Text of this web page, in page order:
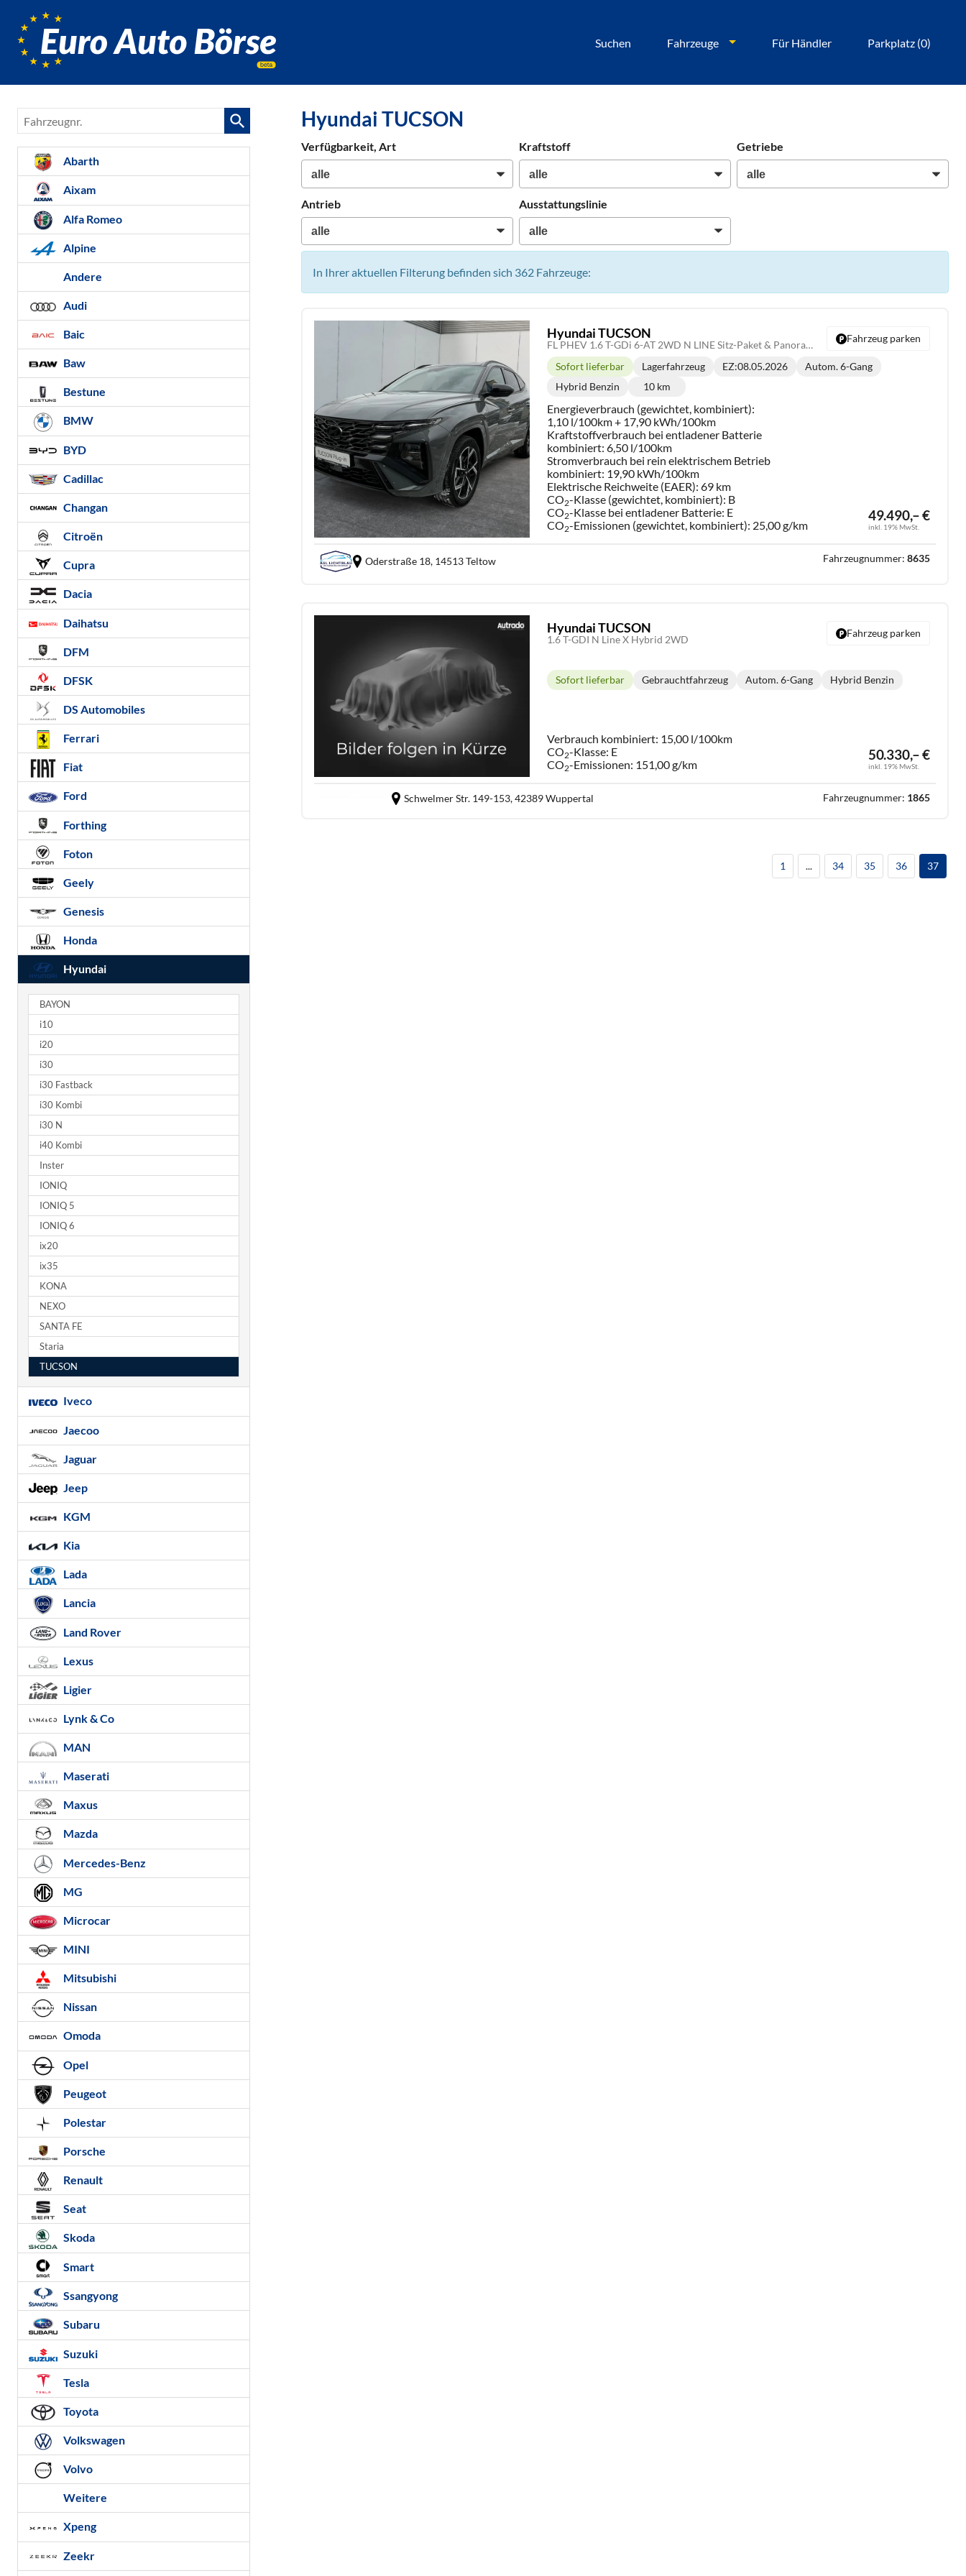
Gebrauchtwagen,
Neuwagen
Suchen Fahrzeuge Für Händler Parkplatz (0)
Hyundai TUCSON
Verfügbarkeit, Art Kraftstoff Getriebe
Antrieb Ausstattungslinie
In Ihrer aktuellen Filterung befinden sich 362 Fahrzeuge:
Hyundai TUCSON
FL PHEV 1.6 T-GDi 6-AT 2WD N LINE Sitz-Paket & Panoramadach
49.490,– €
inkl. 19% MwSt.
Lieferzeit:
Sofort lieferbar Lagerfahrzeug EZ:08.05.2026
Getriebe:
Autom. 6-Gang
Hybrid Benzin 10 km
Energieverbrauch (gewichtet, kombiniert):
1,10 l/100km + 17,90 kWh/100km
Kraftstoffverbrauch bei entladener Batterie
kombiniert:6,50 l/100km
Stromverbrauch bei rein elektrischem Betrieb
kombiniert: 19,90 kWh/100km
Elektrische Reichweite (EAER): 69 km
CO2-Klasse (gewichtet, kombiniert): B
CO2-Klasse bei entladener Batterie: E
CO2-Emissionen (gewichtet, kombiniert): 25,00 g/km
Fahrzeug parken
Oderstraße 18, 14513 Teltow Fahrzeugnummer: 8635
Hyundai TUCSON
1.6 T-GDI N Line X Hybrid 2WD
50.330,– €
inkl. 19% MwSt.
Lieferzeit:
Sofort lieferbar Gebrauchtfahrzeug
Getriebe:
Autom. 6-Gang Hybrid Benzin
Verbrauch kombiniert: 15,00 l/100km
CO2-Klasse: E
CO2-Emissionen: 151,00 g/km
Fahrzeug parken
Schwelmer Str. 149-153,42389 Wuppertal Fahrzeugnummer: 1865
1 ... 34 35 36 37
Fahrzeugnr.
Abarth
Aixam
Alfa Romeo
Alpine
Andere
Audi
Baic
Baw
Bestune
BMW
BYD
Cadillac
Changan
Citroën
Cupra
Dacia
Daihatsu
DFM
DFSK
DS Automobiles
Ferrari
Fiat
Ford
Forthing
Foton
Geely
Genesis
Honda
Hyundai
BAYON
i10
i20
i30
i30 Fastback
i30 Kombi
i30 N
i40 Kombi
Inster
IONIQ
IONIQ 5
IONIQ 6
ix20
ix35
KONA
NEXO
SANTA FE
Staria
TUCSON
Iveco
Jaecoo
Jaguar
Jeep
KGM
Kia
Lada
Lancia
Land Rover
Lexus
Ligier
Lynk & Co
MAN
Maserati
Maxus
Mazda
Mercedes-Benz
MG
Microcar
MINI
Mitsubishi
Nissan
Omoda
Opel
Peugeot
Polestar
Porsche
Renault
Seat
Skoda
Smart
Ssangyong
Subaru
Suzuki
Tesla
Toyota
Volkswagen
Volvo
Weitere
Xpeng
Zeekr